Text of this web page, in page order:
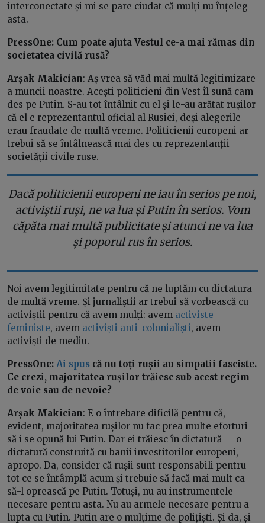
interconectate și mi se pare ciudat că mulți nu înțeleg
asta.
PressOne: Cum poate ajuta Vestul ce-a mai rămas din
societatea civilă rusă?
Arșak Makician: Aș vrea să văd mai multă legitimizare
a muncii noastre. Acești politicieni din Vest îl sună cam
des pe Putin. S-au tot întâlnit cu el și le-au arătat rușilor
că el e reprezentantul oficial al Rusiei, deși alegerile
erau fraudate de multă vreme. Politicienii europeni ar
trebui să se întâlnească mai des cu reprezentanții
societății civile ruse.
Dacă politicienii europeni ne iau în serios pe noi,
activiștii ruși, ne va lua și Putin în serios. Vom
căpăta mai multă publicitate și atunci ne va lua
și poporul rus în serios.
Noi avem legitimitate pentru că ne luptăm cu dictatura
de multă vreme. Și jurnaliștii ar trebui să vorbească cu
activiștii pentru că avem mulți: avem activiste
feministe, avem activiști anti-colonialiști, avem
activiști de mediu.
PressOne: Ai spus că nu toți rușii au simpatii fasciste.
Ce crezi, majoritatea rușilor trăiesc sub acest regim
de voie sau de nevoie?
Arșak Makician: E o întrebare dificilă pentru că,
evident, majoritatea rușilor nu fac prea multe eforturi
să i se opună lui Putin. Dar ei trăiesc în dictatură — o
dictatură construită cu banii investitorilor europeni,
apropo. Da, consider că rușii sunt responsabili pentru
tot ce se întâmplă acum și trebuie să facă mai mult ca
să-l oprească pe Putin. Totuși, nu au instrumentele
necesare pentru asta. Nu au armele necesare pentru a
lupta cu Putin. Putin are o mulțime de polițiști. Și da, și